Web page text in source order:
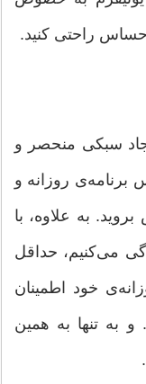
راحتی کنید.
سبکی منحصر و
برنامه‌ی روزانه و
به علاوه، با
می‌کنیم، حداقل
خود اطمینان
و به تنها به همین